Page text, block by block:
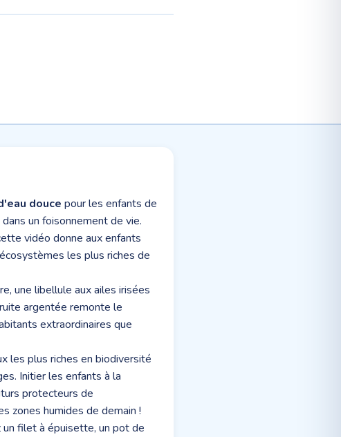
douce pour les enfants de
un foisonnement de vie.
vidéo donne aux enfants
les plus riches de
une libellule aux ailes irisées
argentée remonte le
extraordinaires que
les plus riches en biodiversité
Initier les enfants à la
protecteurs de
zones humides de demain !
un filet à épuisette, un pot de